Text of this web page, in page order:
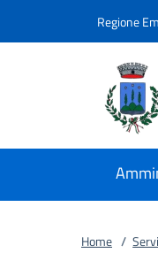
Regione
Home /